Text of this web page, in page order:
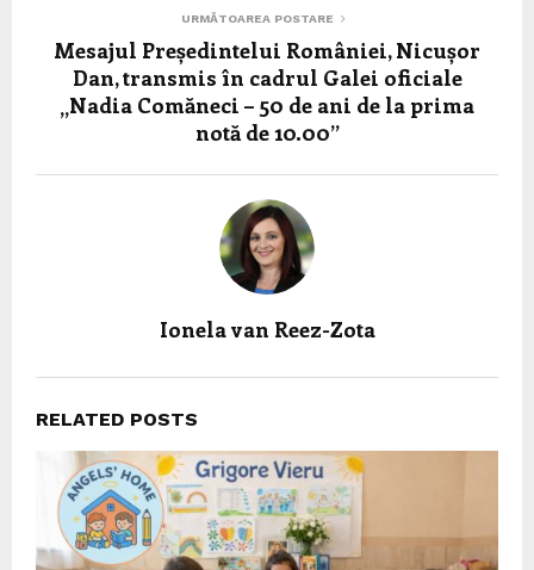
URMĂTOAREA POSTARE
Mesajul Președintelui României, Nicușor
Dan, transmis în cadrul Galei oficiale
„Nadia Comăneci – 50 de ani de la prima
notă de 10.00”
Ionela van Reez-Zota
RELATED POSTS